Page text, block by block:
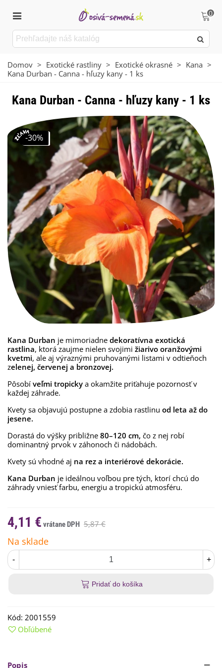
0
Domov > Exotické rastliny > Exotické okrasné > Kana >
Kana Durban - Canna - hľuzy kany - 1 ks
Kana Durban - Canna - hľuzy kany - 1 ks
-30%
Kana Durban je mimoriadne dekoratívna exotická
rastlina, ktorá zaujme nielen svojimi žiarivo oranžovými
kvetmi, ale aj výraznými pruhovanými listami v odtieňoch
zelenej, červenej a bronzovej.
Pôsobí veľmi tropicky a okamžite priťahuje pozornosť v
každej záhrade.
Kvety sa objavujú postupne a zdobia rastlinu od leta až do
jesene.
Dorastá do výšky približne 80–120 cm, čo z nej robí
dominantný prvok v záhonoch či nádobách.
Kvety sú vhodné aj na rez a interiérové ​​dekorácie.
Kana Durban je ideálnou voľbou pre tých, ktorí chcú do
záhrady vniesť farbu, energiu a tropickú atmosféru.
4,11 € 5,87 €
Na sklade
- +
Pridať do košíka
Kód: 2001559
Obľúbené
Popis